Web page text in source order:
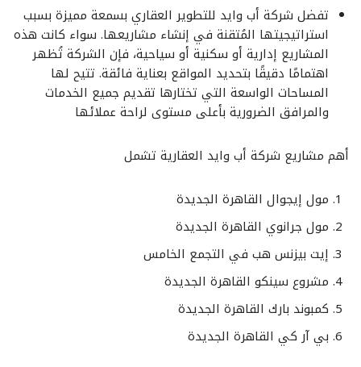
تفضل شركة أب وايد للتطوير العقاري بسمعة مميزة بسبب
استراتيجيتها المُتقنة في إنشاء مشاريعها. سواء كانت هذه
المشاريع إدارية أو سكنية أو سياحية، فإن الشركة تُظهر
اهتمامًا دقيقًا بتحديد المواقع بعناية فائقة. تتيح لها
المساحات الواسعة التي تختارها تقديم جميع الخدمات
والمرافق الضرورية بأعلى مستوى لراحة عملائها
أهم مشاريع شركة أب وايد العقارية تشمل
مول إيجوال القاهرة الجديدة
مول جرانوي القاهرة الجديدة
إيت بيزنس هب في التجمع الخامس
مشروع سينكو القاهرة الجديدة
كمبوند بارك القاهرة الجديدة
بي آر كي القاهرة الجديدة